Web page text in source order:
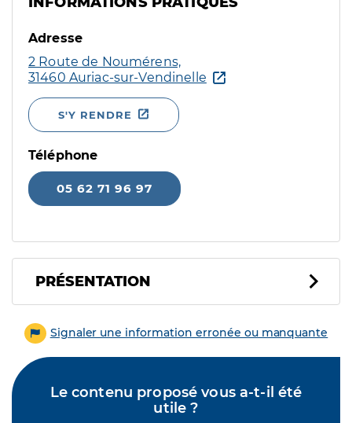
Adresse
2 Route de Noumérens,
31460 Auriac-sur-Vendinelle
S'Y RENDRE
Téléphone
05 62 71 96 97
PRÉSENTATION
Signaler une information erronée ou manquante
Le contenu proposé vous a-t-il été
utile ?